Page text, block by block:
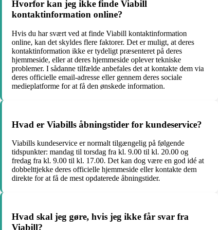
Hvorfor kan jeg ikke finde Viabill
kontaktinformation online?
Hvis du har svært ved at finde Viabill kontaktinformation
online, kan det skyldes flere faktorer. Det er muligt, at deres
kontaktinformation ikke er tydeligt præsenteret på deres
hjemmeside, eller at deres hjemmeside oplever tekniske
problemer. I sådanne tilfælde anbefales det at kontakte dem via
deres officielle email-adresse eller gennem deres sociale
medieplatforme for at få den ønskede information.
Hvad er Viabills åbningstider for kundeservice?
Viabills kundeservice er normalt tilgængelig på følgende
tidspunkter: mandag til torsdag fra kl. 9.00 til kl. 20.00 og
fredag fra kl. 9.00 til kl. 17.00. Det kan dog være en god idé at
dobbelttjekke deres officielle hjemmeside eller kontakte dem
direkte for at få de mest opdaterede åbningstider.
Hvad skal jeg gøre, hvis jeg ikke får svar fra
Viabill?